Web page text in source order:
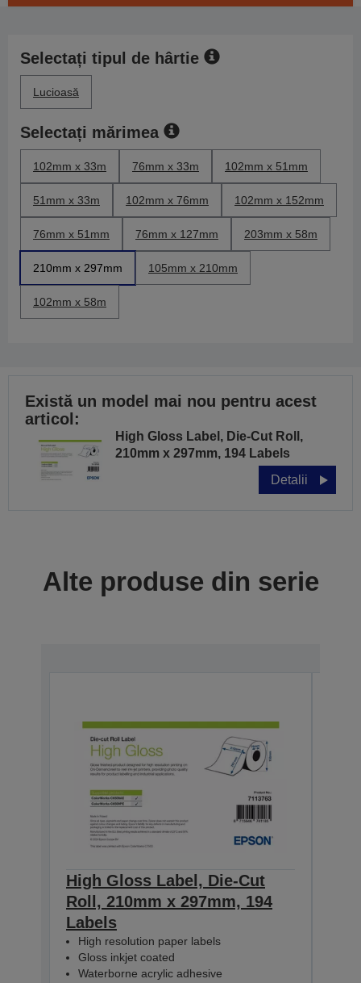
Selectați tipul de hârtie
Lucioasă
Selectați mărimea
102mm x 33m 76mm x 33m 102mm x 51mm
51mm x 33m 102mm x 76mm 102mm x 152mm
76mm x 51mm 76mm x 127mm 203mm x 58m
210mm x 297mm 105mm x 210mm
102mm x 58m
Există un model mai nou pentru acest
articol:
High Gloss Label, Die-Cut Roll,
210mm x 297mm, 194 Labels
Detalii
Alte produse din serie
High Gloss Label, Die-Cut
Roll, 210mm x 297mm, 194
Labels
High resolution paper labels
Gloss inkjet coated
Waterborne acrylic adhesive